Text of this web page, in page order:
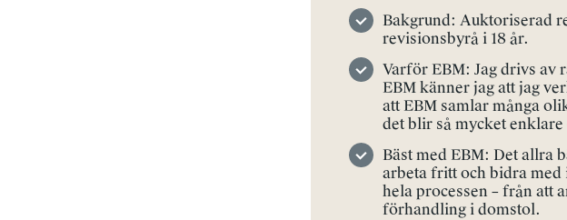
Bakgrund: Auktoriserad
revisionsbyrå i 18 år.
Varför EBM: Jag drivs av
EBM känner jag att jag
att EBM samlar många
det blir så mycket
Bäst med EBM: Det allra
arbeta fritt och bidra med
hela processen – från att
förhandling i domstol.